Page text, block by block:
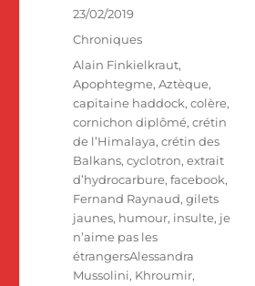
Publié
le
23/02/2019
Catégories
Chroniques
Étiquettes
Alain Finkielkraut,
Apophtegme,Aztèque,
capitaine haddock,colère,
cornichon diplômé,crétin
de l’Himalaya,crétin des
Balkans,cyclotron,extrait
d’hydrocarbure,facebook,
Fernand Raynaud,gilets
jaunes, humour, insulte, je
n’aime pas les
étrangersAlessandra
Mussolini, Khroumir,